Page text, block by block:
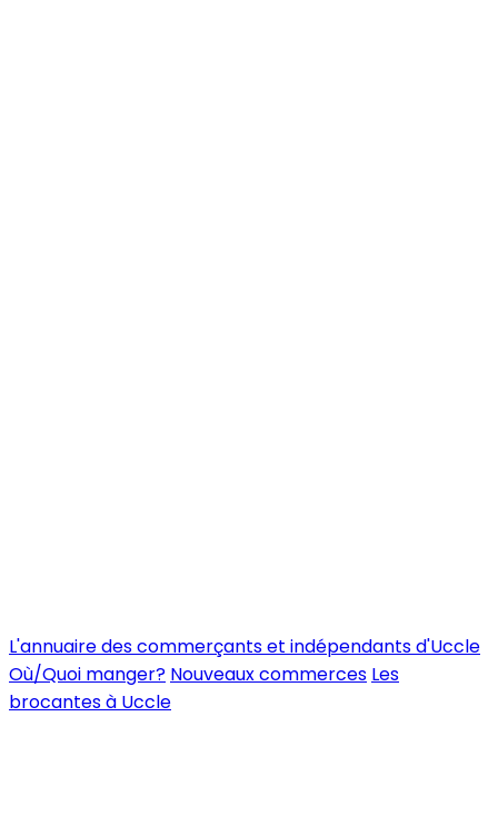
L'annuaire des commerçants et indépendants d'Uccle
Où/Quoi manger? Nouveaux commerces Les
brocantes à Uccle